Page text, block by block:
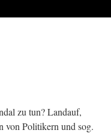
zu tun? Landauf,
von Politikern und sog.